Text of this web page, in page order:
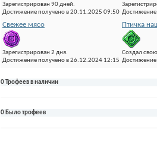
Зарегистрирован 90 дней.
Достижение получено в 20.11.2025 09:50
Свежее мясо
Зарегистрирован 2 дня.
Достижение получено в 26.12.2024 12:15
Птичка
Создал
0 Трофеев в наличии
0 Было трофеев